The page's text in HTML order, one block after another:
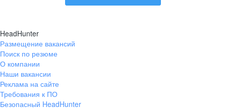
HeadHunter
Размещение вакансий
Поиск по резюме
О компании
Наши вакансии
Реклама на сайте
Требования к ПО
Безопасный HeadHunter